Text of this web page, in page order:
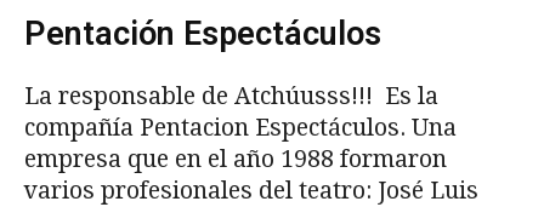
Pentación Espectáculos
La responsable de Atchúusss!!! Es la
compañía Pentacion Espectáculos. Una
empresa que en el año 1988 formaron
varios profesionales del teatro: José Luis